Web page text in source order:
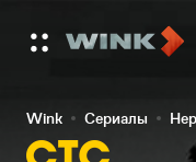
Wink Сериалы